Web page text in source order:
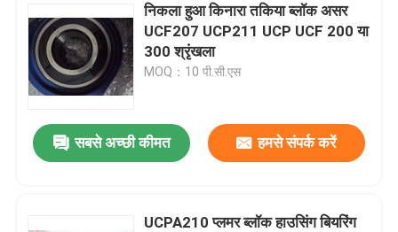
निकला हुआ किनारा तकिया ब्लॉक असर
UCF207 UCP211 UCP UCF 200 या
300 श्रृंखला
MOQ：10 पी.सी.एस
सबसे अच्छी कीमत हमसे संपर्क करें
UCPA210 प्लमर ब्लॉक हाउसिंग बियरिंग